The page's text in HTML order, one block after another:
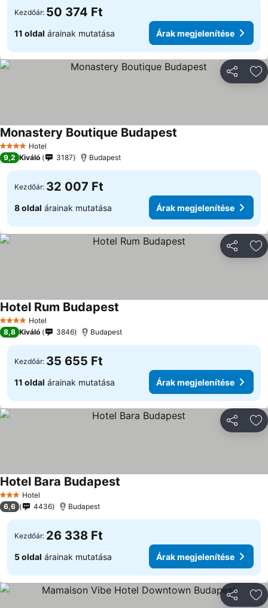
Kezdőár: 50 374 Ft
11 oldal árainak mutatása Árak megjelenítése
4 KategóriaHotel
Monastery Boutique Budapest
9,2 Kiváló 3187 Budapest
Kezdőár: 32 007 Ft
8 oldal árainak mutatása Árak megjelenítése
4 KategóriaHotel
Hotel Rum Budapest
8,8 Kiváló 3846 Budapest
Kezdőár: 35 655 Ft
11 oldal árainak mutatása Árak megjelenítése
3 Kategória
Hotel
Hotel Bara Budapest
6,6 4436 Budapest
Kezdőár: 26 338 Ft
5 oldal árainak mutatása Árak megjelenítése